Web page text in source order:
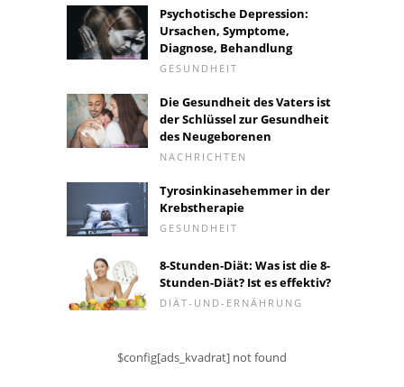
Psychotische Depression:
Ursachen, Symptome,
Diagnose, Behandlung
GESUNDHEIT
Die Gesundheit des Vaters ist
der Schlüssel zur Gesundheit
des Neugeborenen
NACHRICHTEN
Tyrosinkinasehemmer in der
Krebstherapie
GESUNDHEIT
8-Stunden-Diät: Was ist die 8-
Stunden-Diät? Ist es effektiv?
DIÄT-UND-ERNÄHRUNG
$config[ads_kvadrat] not found